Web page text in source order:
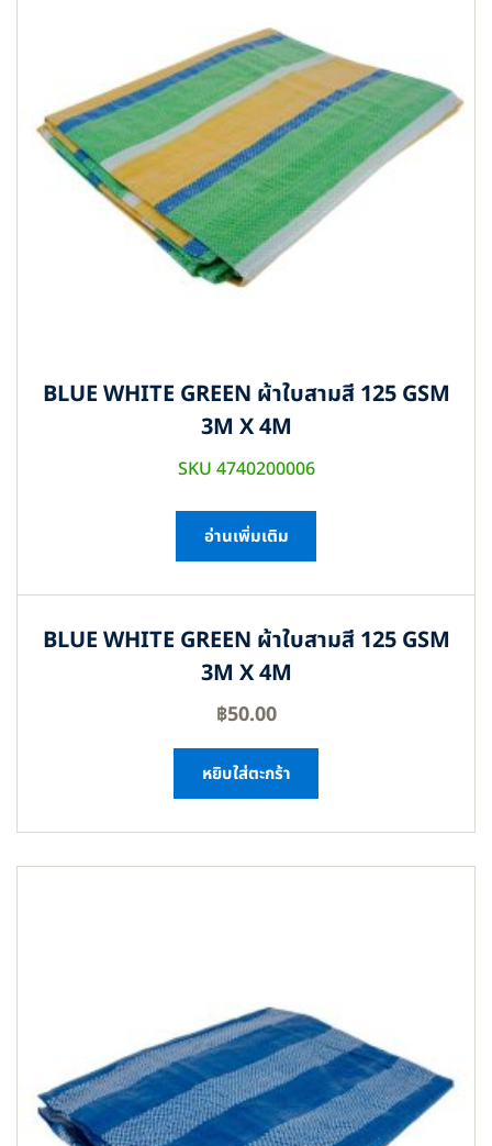
BLUE WHITE GREEN ผ้าใบสามสี 125 GSM
3M X 4M
SKU 4740200006
อ่านเพิ่มเติม
BLUE WHITE GREEN ผ้าใบสามสี 125 GSM
3M X 4M
฿50.00
หยิบใส่ตะกร้า